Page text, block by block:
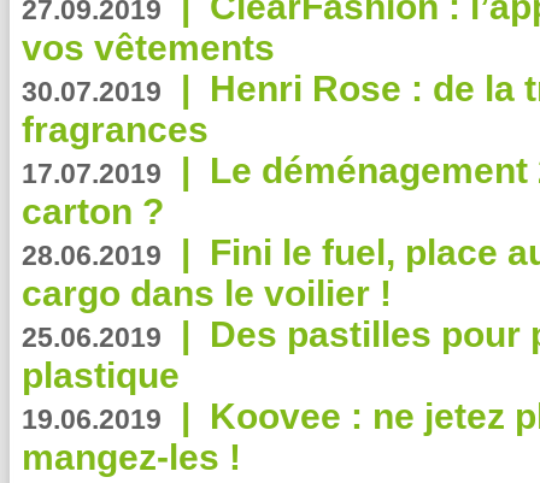
27.09.2019
vos vêtements
30.07.2019 | Henri Rose : de la
fragrances
17.07.2019 | Le
carton ?
28.06.2019 | Fini le fuel, place
cargo dans le voilier !
25.06.2019 | Des pastilles pour
plastique
19.06.2019 | Koovee : ne jetez
mangez-les !